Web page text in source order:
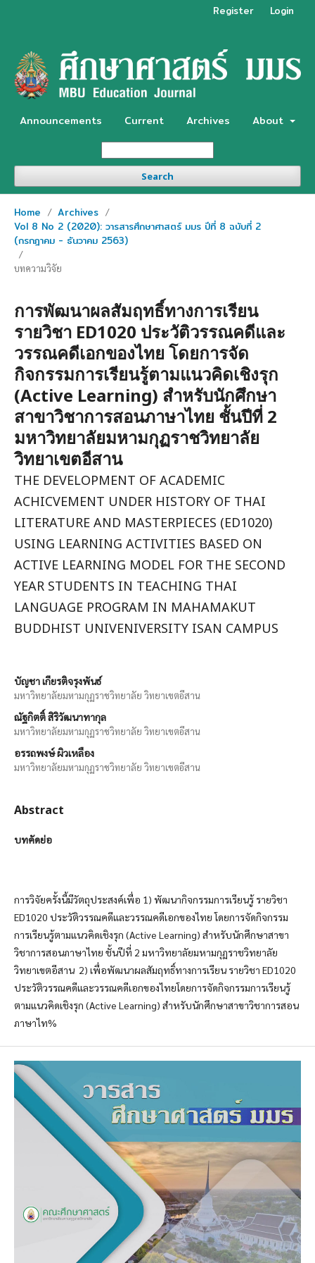
Announcements Current Archives About
Search
Register Login
Home / Archives /
Vol 8 No 2 (2020): วารสารศึกษาศาสตร์ มมร ปีที่ 8 ฉบับที่ 2
(กรกฎาคม - ธันวาคม 2563)
/
บทความวิจัย
การพัฒนาผลสัมฤทธิ์ทางการเรียน
รายวิชา ED1020 ประวัติวรรณคดีและ
วรรณคดีเอกของไทย โดยการจัด
กิจกรรมการเรียนรู้ตามแนวคิดเชิงรุก
(Active Learning) สำหรับนักศึกษา
สาขาวิชาการสอนภาษาไทย ชั้นปีที่ 2
มหาวิทยาลัยมหามกุฏราชวิทยาลัย
วิทยาเขตอีสาน
THE DEVELOPMENT OF ACADEMIC
ACHICVEMENT UNDER HISTORY OF THAI
LITERATURE AND MASTERPIECES (ED1020)
USING LEARNING ACTIVITIES BASED ON
ACTIVE LEARNING MODEL FOR THE SECOND
YEAR STUDENTS IN TEACHING THAI
LANGUAGE PROGRAM IN MAHAMAKUT
BUDDHIST UNIVENIVERSITY ISAN CAMPUS
บัญชา เกียรติจรุงพันธ์
มหาวิทยาลัยมหามกุฏราชวิทยาลัย วิทยาเขตอีสาน
ณัฐกิตติ์ สิริวัฒนาทากุล
มหาวิทยาลัยมหามกุฏราชวิทยาลัย วิทยาเขตอีสาน
อรรถพงษ์ ผิวเหลือง
มหาวิทยาลัยมหามกุฏราชวิทยาลัย วิทยาเขตอีสาน
Abstract
บทคัดย่อ
การวิจัยครั้งนี้มีวัตถุประสงค์เพื่อ 1) พัฒนากิจกรรมการเรียนรู้ รายวิชา
ED1020 ประวัติวรรณคดีและวรรณคดีเอกของไทย โดยการจัดกิจกรรม
การเรียนรู้ตามแนวคิดเชิงรุก (Active Learning) สำหรับนักศึกษาสาขา
วิชาการสอนภาษาไทย ชั้นปีที่ 2 มหาวิทยาลัยมหามกุฏราชวิทยาลัย
วิทยาเขตอีสาน 2) เพื่อพัฒนาผลสัมฤทธิ์ทางการเรียน รายวิชา ED1020
ประวัติวรรณคดีและวรรณคดีเอกของไทยโดยการจัดกิจกรรมการเรียนรู้
ตามแนวคิดเชิงรุก (Active Learning) สำหรับนักศึกษาสาขาวิชาการสอน
ภาษาไท%